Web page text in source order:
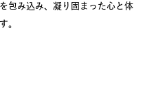
包み込み、凝り固まった心と体
。